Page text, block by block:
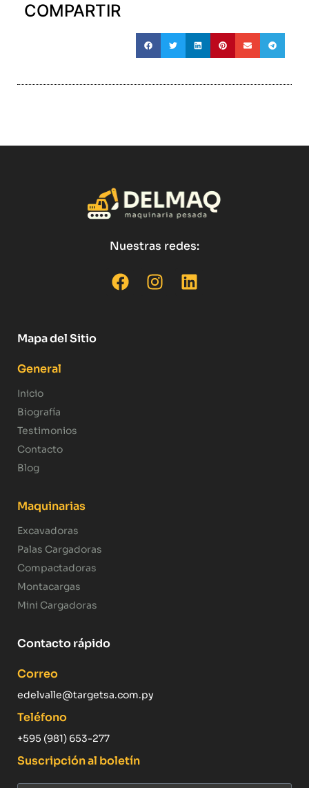
COMPARTIR
Nuestras redes:
Mapa del Sitio
General
Inicio
Biografía
Testimonios
Contacto
Blog
Maquinarias
Excavadoras
Palas Cargadoras
Compactadoras
Montacargas
Mini Cargadoras
Contacto rápido
Correo
edelvalle@targetsa.com.py
Teléfono
+595 (981) 653-277
Suscripción al boletín